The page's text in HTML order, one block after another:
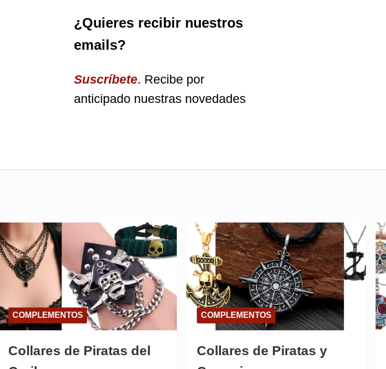
¿Quieres recibir nuestros
emails?
Suscríbete. Recibe por
anticipado nuestras novedades
COMPLEMENTOS
Collares de Piratas del
COMPLEMENTOS
Collares de Piratas y